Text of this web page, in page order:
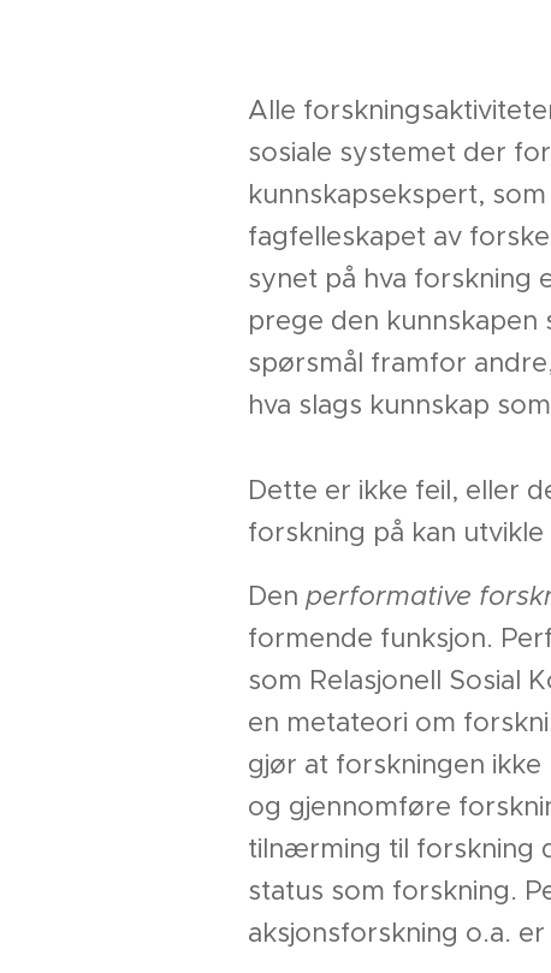
Alle
sosiale systemet der
kunnskapsekspert,
fagfelleskapet av
synet på hva forskning
prege den
spørsmål framfor
hva slags kunnskap
Dette er ikke feil, eller
forskning på kan
Den performative
formende funksjon.
som Relasjonell Sosial
en metateori om
gjør at forskningen
og gjennomføre
tilnærming til forskning
status som forskning.
aksjonsforskning o.a.